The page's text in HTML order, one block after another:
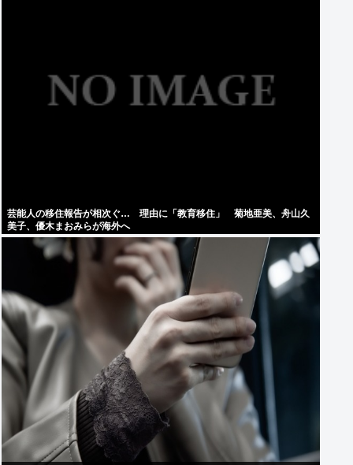
芸能人の移住報告が相次ぐ… 理由に「教育移住」 菊地亜美、舟山久
美子、優木まおみらが海外へ